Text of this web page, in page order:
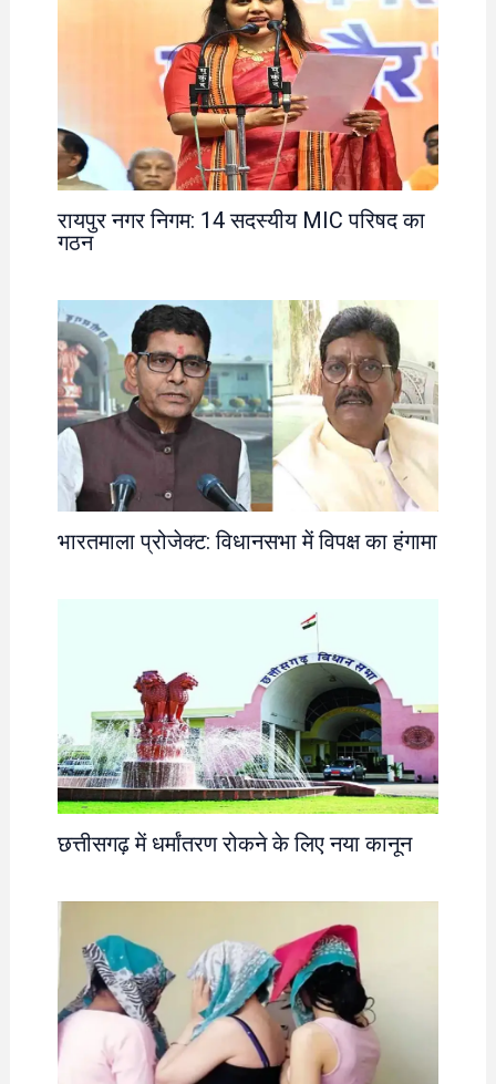
रायपुर नगर निगम: 14 सदस्यीय MIC परिषद का
गठन
भारतमाला प्रोजेक्ट: विधानसभा में विपक्ष का हंगामा
छत्तीसगढ़ में धर्मांतरण रोकने के लिए नया कानून